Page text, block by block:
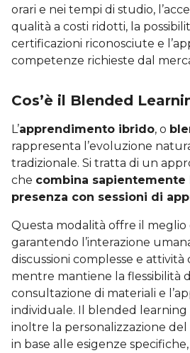
orari e nei tempi di studio,
qualità a costi ridotti, la
certificazioni riconosciute e
competenze richieste dal
Cos’è il Blended
L’apprendimento ibrido, o
rappresenta l’evoluzione
tradizionale. Si tratta di un
che combina
presenza con sessioni di
Questa modalità offre il meglio
garantendo l’interazione
discussioni complesse e attività
mentre mantiene la flessibilità
consultazione di materiali e
individuale. Il blended
inoltre la personalizzazione
in base alle esigenze